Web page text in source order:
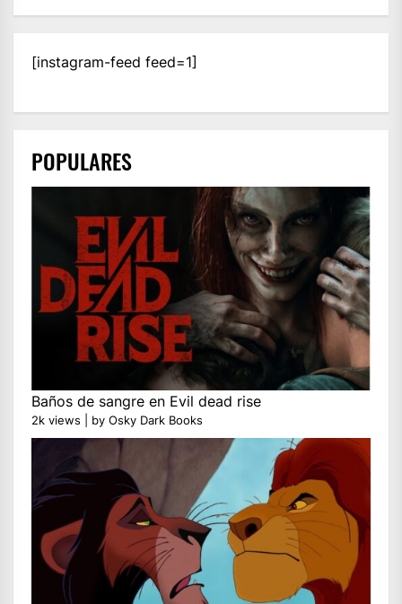
[instagram-feed feed=1]
POPULARES
Baños de sangre en Evil dead rise
2k views by Osky Dark Books